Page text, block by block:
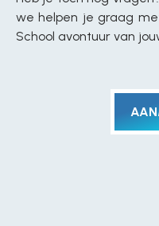
we helpen je graag
School avontuur van